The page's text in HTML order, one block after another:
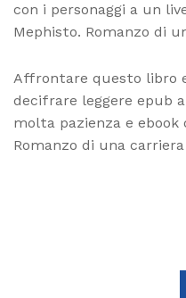
con i personaggi a un
Mephisto. Romanzo di
Affrontare questo libro
decifrare leggere epub
molta pazienza e
Romanzo di una carriera